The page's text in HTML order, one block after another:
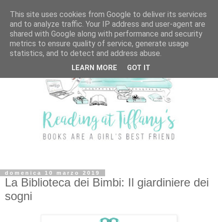
domenica 10 marzo 2019
La Biblioteca dei Bimbi: Il giardiniere dei
sogni
This site uses cookies from Google to deliver its services
and to analyze traffic. Your IP address and user-agent are
shared with Google along with performance and security
metrics to ensure quality of service, generate usage
statistics, and to detect and address abuse.
LEARN MORE GOT IT